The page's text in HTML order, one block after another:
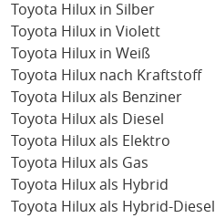
Toyota Hilux in Silber
Toyota Hilux in Violett
Toyota Hilux in Weiß
Toyota Hilux nach Kraftstoff
Toyota Hilux als Benziner
Toyota Hilux als Diesel
Toyota Hilux als Elektro
Toyota Hilux als Gas
Toyota Hilux als Hybrid
Toyota Hilux als Hybrid-Diesel